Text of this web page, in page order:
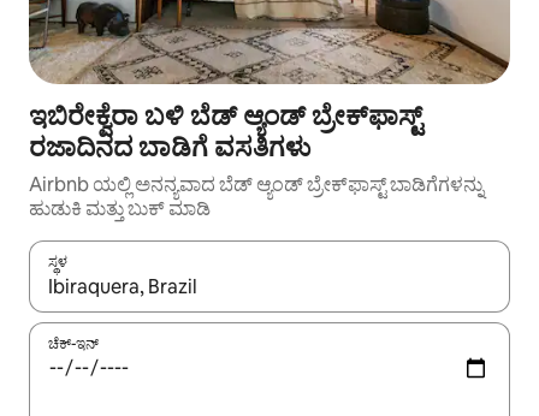
ಇಬಿರೇಕ್ವೆರಾ ಬಳಿ ಬೆಡ್ ಆ್ಯಂಡ್ ಬ್ರೇಕ್‌ಫಾಸ್ಟ್‌
ರಜಾದಿನದ ಬಾಡಿಗೆ ವಸತಿಗಳು
Airbnb ಯಲ್ಲಿ ಅನನ್ಯವಾದ ಬೆಡ್ ಆ್ಯಂಡ್ ಬ್ರೇಕ್‌ಫಾಸ್ಟ್ ಬಾಡಿಗೆಗಳನ್ನು
ಹುಡುಕಿ ಮತ್ತು ಬುಕ್ ಮಾಡಿ
ಸ್ಥಳ
ಫಲಿತಾಂಶಗಳು ಲಭ್ಯವಿರುವಾಗ, ಅಪ್ ಮತ್ತು ಡೌನ್ ಬಾಣದ ಕೀಲಿಗಳೊಂದಿಗೆ
ಚೆಕ್-ಇನ್